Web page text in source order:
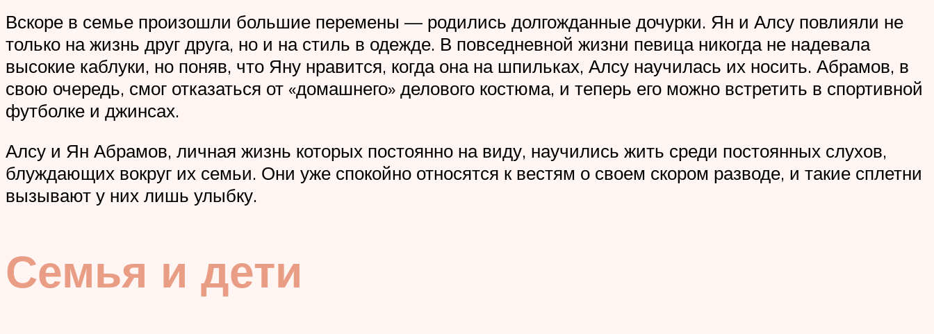
Вскоре в семье произошли большие перемены — родились долгожданные дочурки. Ян и Алсу повлияли не
только на жизнь друг друга, но и на стиль в одежде. В повседневной жизни певица никогда не надевала
высокие каблуки, но поняв, что Яну нравится, когда она на шпильках, Алсу научилась их носить. Абрамов, в
свою очередь, смог отказаться от «домашнего» делового костюма, и теперь его можно встретить в спортивной
футболке и джинсах.
Алсу и Ян Абрамов, личная жизнь которых постоянно на виду, научились жить среди постоянных слухов,
блуждающих вокруг их семьи. Они уже спокойно относятся к вестям о своем скором разводе, и такие сплетни
вызывают у них лишь улыбку.
Семья и дети